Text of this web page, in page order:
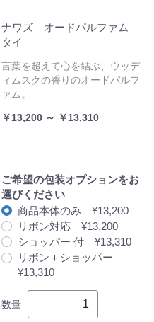
ナワズ オードパルファム
タイ
言葉を超えて心を結ぶ、ウッデ
ィムスクの香りのオードパルフ
ァム。
￥13,200 ～ ￥13,310
ご希望の包装オプションをお
選びください
商品本体のみ ¥13,200
リボン対応 ¥13,200
ショッパー 付 ¥13,310
リボン＋ショッパー
¥13,310
数量